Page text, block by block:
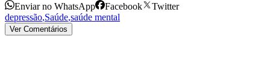
Enviar no WhatsApp Facebook
Twitter
depressão,Saúde,saúde mental
Ver Comentários